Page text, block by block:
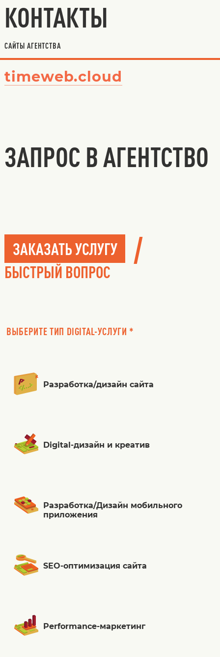
КОНТАКТЫ
САЙТЫ АГЕНТСТВА
timeweb.cloud
ЗАПРОС В АГЕНТСТВО
ЗАКАЗАТЬ УСЛУГУ /
БЫСТРЫЙ ВОПРОС
ВЫБЕРИТЕ ТИП DIGITAL-УСЛУГИ *
Разработка/дизайн сайта
Digital-дизайн и креатив
Разработка/Дизайн мобильного
приложения
SEO-оптимизация сайта
Performance-маркетинг